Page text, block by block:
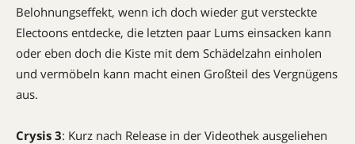
Belohnungseffekt, wenn ich doch wieder gut versteckte
Electoons entdecke, die letzten paar Lums einsacken kann
oder eben doch die Kiste mit dem Schädelzahn einholen
und vermöbeln kann macht einen Großteil des Vergnügens
aus.
Crysis 3: Kurz nach Release in der Videothek ausgeliehen